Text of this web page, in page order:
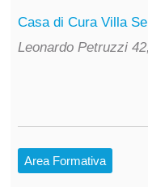
Casa di Cura Villa
Leonardo Petruzzi
Area Formativa